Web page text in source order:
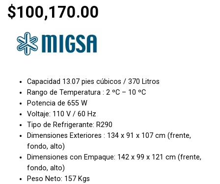
$100,170.00
Capacidad 13.07 pies cúbicos / 370 Litros
Rango de Temperatura : 2 ºC – 10 ºC
Potencia de 655 W
Voltaje: 110 V / 60 Hz
Tipo de Refrigerante: R290
Dimensiones Exteriores : 134 x 91 x 107 cm (frente,
fondo, alto)
Dimensiones con Empaque: 142 x 99 x 121 cm (frente,
fondo, alto)
Peso Neto: 157 Kgs